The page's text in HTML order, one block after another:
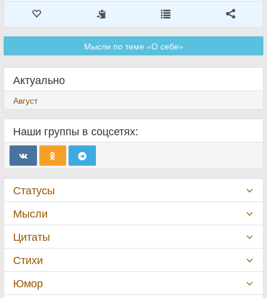
Мысли по теме «О себе»
Актуально
Август
Наши группы в соцсетях:
Статусы
Мысли
Цитаты
Стихи
Юмор